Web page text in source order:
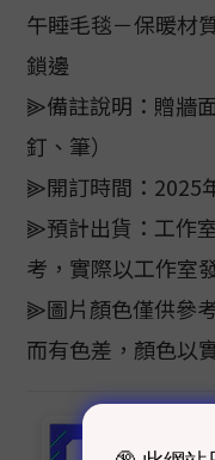
午睡毛毯－保暖材
鎖邊
⫸備註說明：贈牆
釘、筆）
⫸開訂時間：2025
⫸預計出貨：工作
考，實際以工作室
⫸圖片顏色僅供參
而有色差，顏色以